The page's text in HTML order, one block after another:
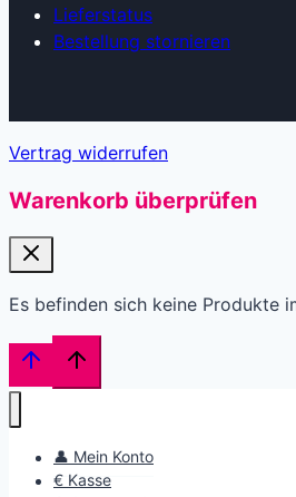
Lieferstatus
Bestellung stornieren
Vertrag widerrufen
Warenkorb überprüfen
Es befinden sich keine Produkte
👤 Mein Konto
€ Kasse